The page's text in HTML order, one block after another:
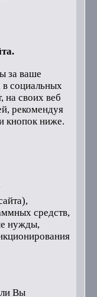
за ваше
социальных
на своих веб
рекомендуя
кнопок ниже.
средств,
нужды,
Вы